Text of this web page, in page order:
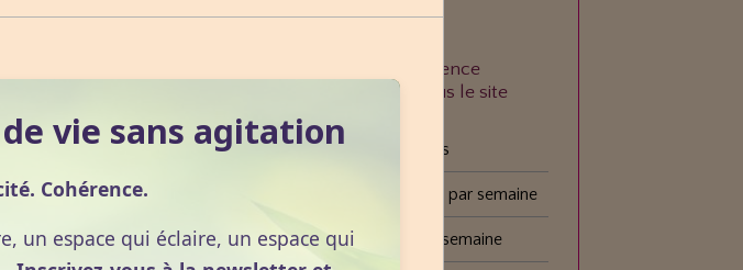
À quelle fréquence
consultez-vous le site
Tous les jours
Plusieurs fois par semaine
Une fois par semaine
vie sans agitation
Cohérence.
un espace qui éclaire, un espace qui